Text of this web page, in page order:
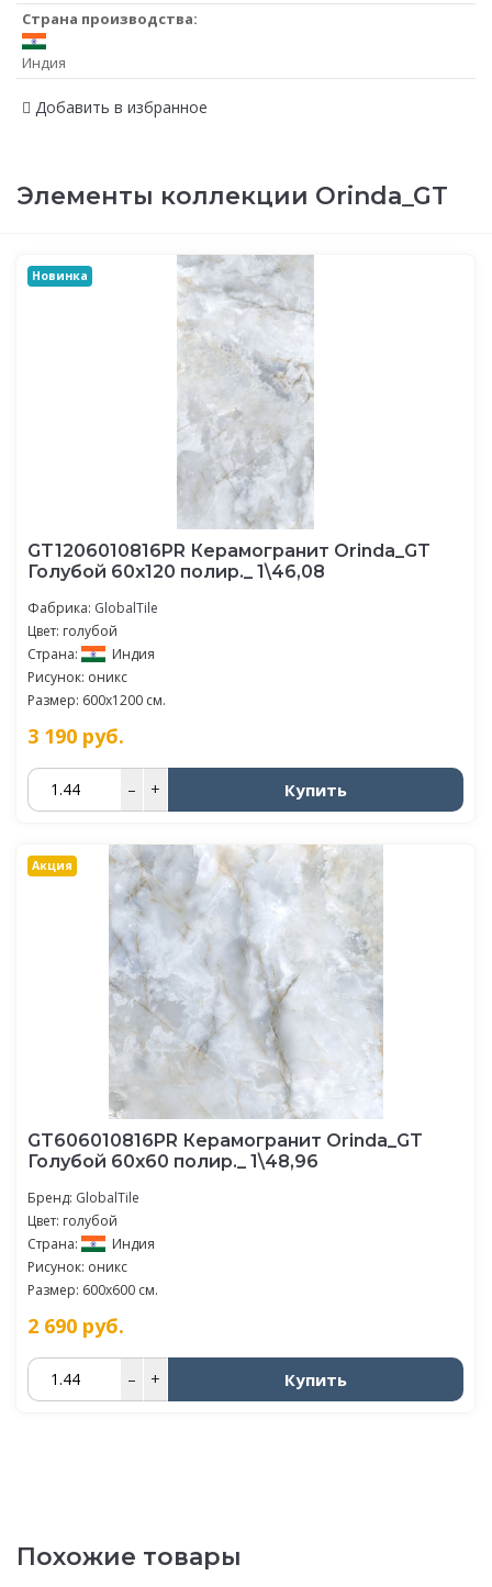
Страна производства:
Индия
Добавить в избранное
Элементы коллекции Orinda_GT
Новинка
GT1206010816PR Керамогранит Orinda_GT
Голубой 60x120 полир._ 1\46,08
Фабрика: GlobalTile
Цвет: голубой
Страна:
Индия
Рисунок: оникс
Размер: 600x1200 см.
3 190 руб.
– + Купить
Акция
GT606010816PR Керамогранит Orinda_GT
Голубой 60x60 полир._ 1\48,96
Бренд: GlobalTile
Цвет: голубой
Страна:
Индия
Рисунок: оникс
Размер: 600x600 см.
2 690 руб.
– + Купить
Похожие товары